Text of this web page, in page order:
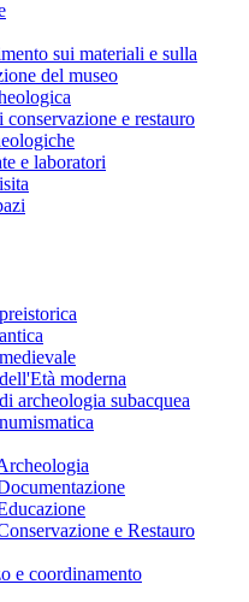
sui materiali e sulla
del museo
e restauro
e laboratori
moderna
archeologia subacquea
e Restauro
e coordinamento